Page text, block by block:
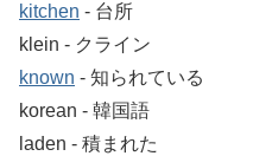
kitchen ‐ 台所
klein ‐ クライン
known ‐ 知られている
korean ‐ 韓国語
laden ‐ 積まれた